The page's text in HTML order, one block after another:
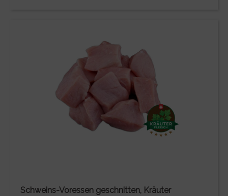
Schweins-Voressen geschnitten, Kräuter